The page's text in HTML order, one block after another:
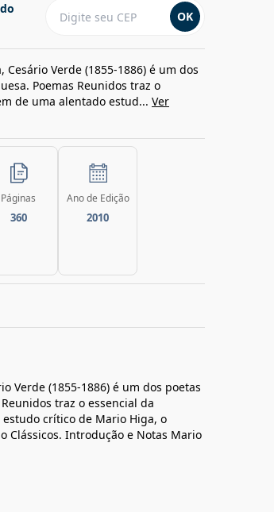
OK
Verde (1855-1886) é um dos
Poemas Reunidos traz o
de uma alentado estud... Ver
Páginas
360
Ano de Edição
2010
Verde (1855-1886) é um dos poetas
traz o essencial da
crítico de Mario Higa, o
Clássicos. Introdução e Notas Mario